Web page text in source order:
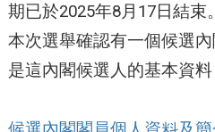
期已於2025年8月17日結束
本次選舉確認有一個候選
是這內閣候選人的基本資料